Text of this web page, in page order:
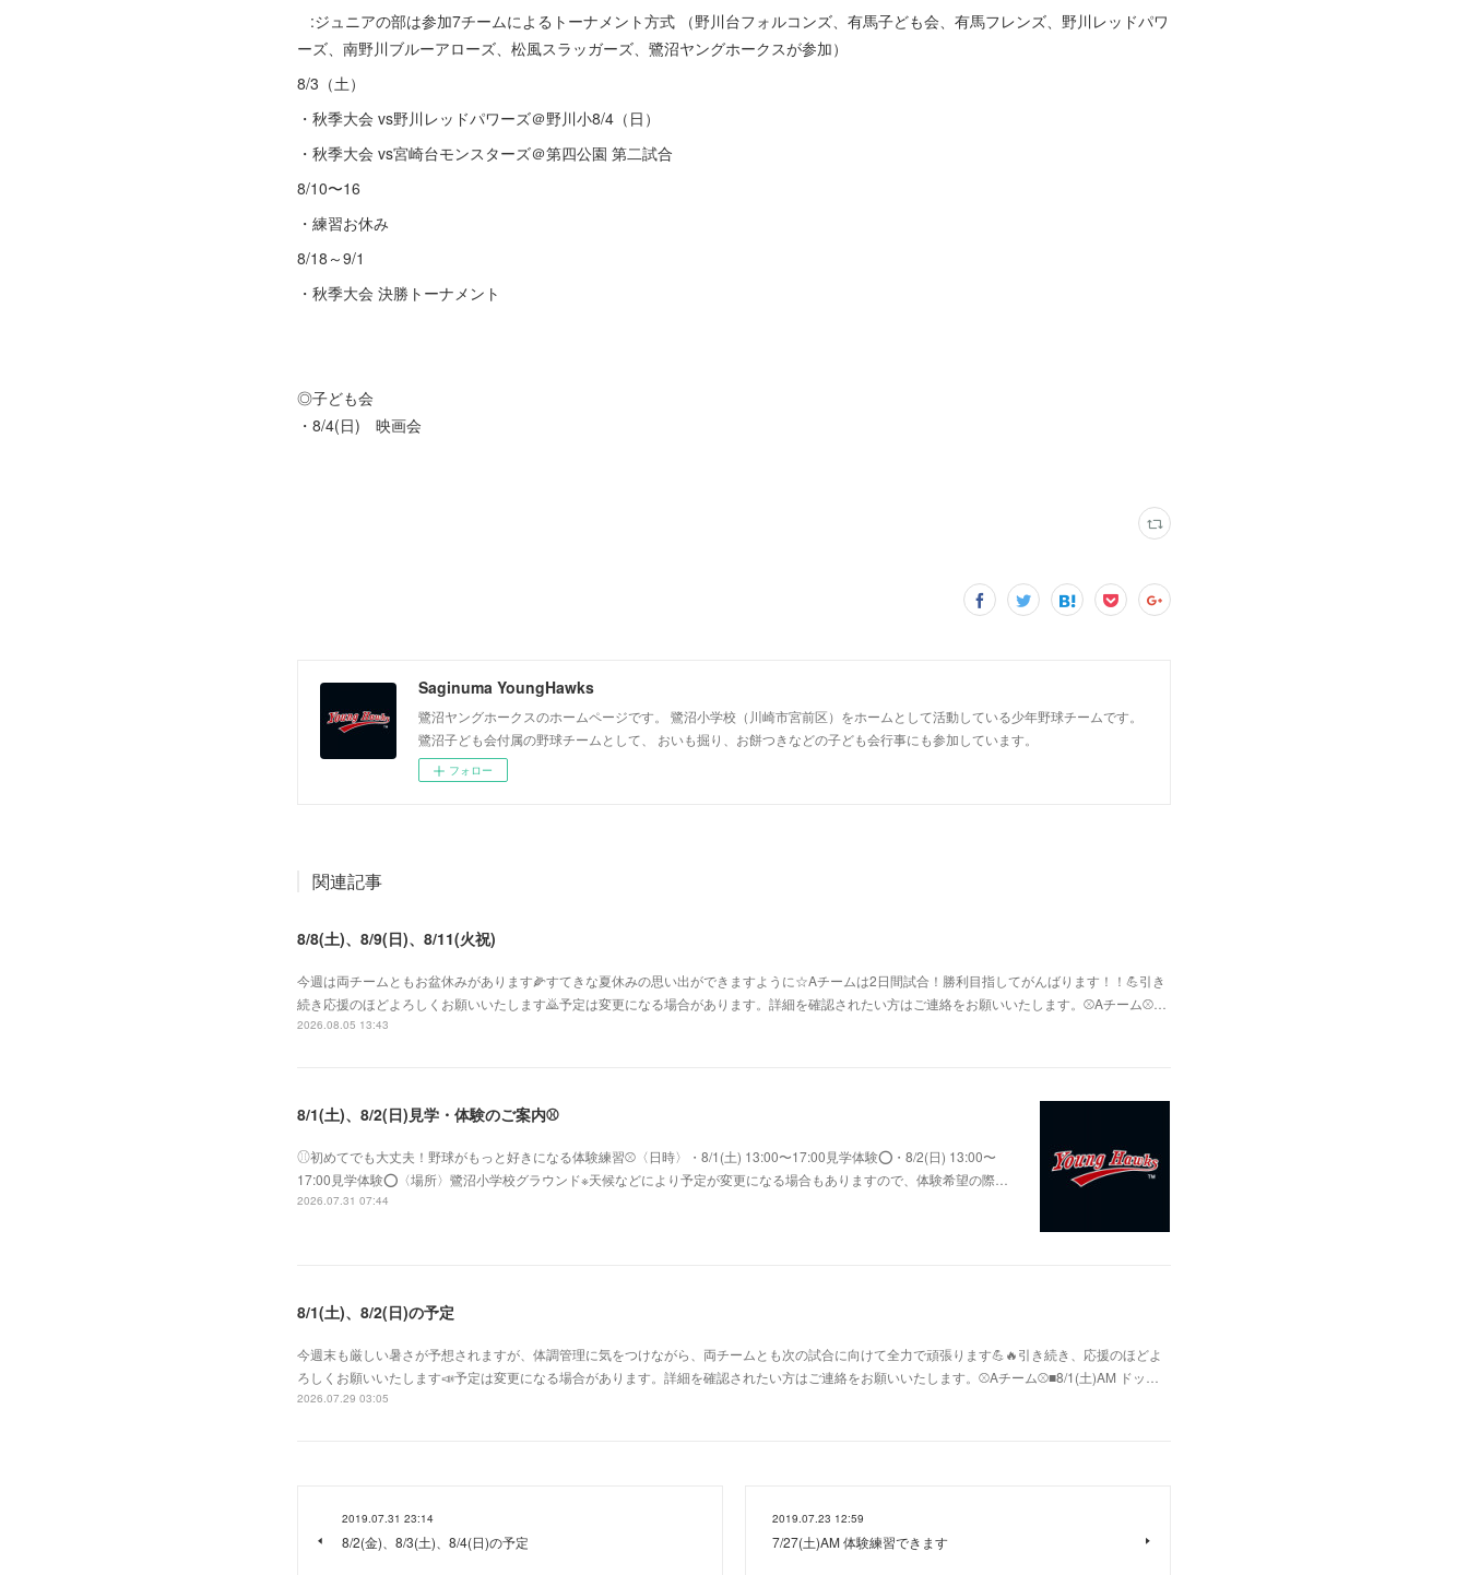
:ジュニアの部は参加7チームによるトーナメント方式 （野川台フォルコンズ、有馬子ども会、有馬フレンズ、野川レッドパワ
ーズ、南野川ブルーアローズ、松風スラッガーズ、鷺沼ヤングホークスが参加）
8/3（土）
・秋季大会 vs野川レッドパワーズ＠野川小8/4（日）
・秋季大会 vs宮崎台モンスターズ＠第四公園 第二試合
8/10〜16
・練習お休み
8/18～9/1
・秋季大会 決勝トーナメント
◎子ども会
・8/4(日) 映画会
Saginuma YoungHawks
鷺沼ヤングホークスのホームページです。 鷺沼小学校（川崎市宮前区）をホームとして活動している少年野球チームです。
鷺沼子ども会付属の野球チームとして、 おいも掘り、お餅つきなどの子ども会行事にも参加しています。
フォロー
関連記事
8/8(土)、8/9(日)、8/11(火祝)
今週は両チームともお盆休みがあります🌽すてきな夏休みの思い出ができますように☆Aチームは2日間試合！勝利目指してがんばります！！💪引き
続き応援のほどよろしくお願いいたします🙇予定は変更になる場合があります。詳細を確認されたい方はご連絡をお願いいたします。⚾Aチーム⚾️…
2026.08.05 13:43
8/1(土)、8/2(日)見学・体験のご案内⚾️
⚾︎初めてでも大丈夫！野球がもっと好きになる体験練習⚾〈日時〉・8/1(土) 13:00〜17:00見学体験⭕️・8/2(日) 13:00〜
17:00見学体験⭕️〈場所〉鷺沼小学校グラウンド※天候などにより予定が変更になる場合もありますので、体験希望の際…
2026.07.31 07:44
8/1(土)、8/2(日)の予定
今週末も厳しい暑さが予想されますが、体調管理に気をつけながら、両チームとも次の試合に向けて全力で頑張ります💪🔥引き続き、応援のほどよ
ろしくお願いいたします📣予定は変更になる場合があります。詳細を確認されたい方はご連絡をお願いいたします。⚾Aチーム⚾️■8/1(土)AM ドッ…
2026.07.29 03:05
2019.07.31 23:14
8/2(金)、8/3(土)、8/4(日)の予定
2019.07.23 12:59
7/27(土)AM 体験練習できます